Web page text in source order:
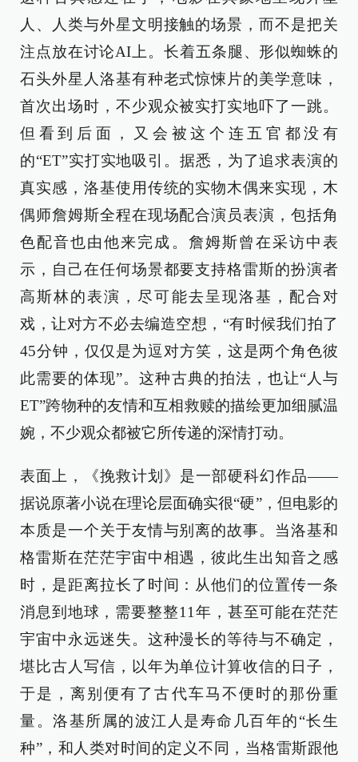
人、人类与外星文明接触的场景，而不是把关
注点放在讨论AI上。长着五条腿、形似蜘蛛的
石头外星人洛基有种老式惊悚片的美学意味，
首次出场时，不少观众被实打实地吓了一跳。
但看到后面，又会被这个连五官都没有
的“ET”实打实地吸引。据悉，为了追求表演的
真实感，洛基使用传统的实物木偶来实现，木
偶师詹姆斯全程在现场配合演员表演，包括角
色配音也由他来完成。詹姆斯曾在采访中表
示，自己在任何场景都要支持格雷斯的扮演者
高斯林的表演，尽可能去呈现洛基，配合对
戏，让对方不必去编造空想，“有时候我们拍了
45分钟，仅仅是为逗对方笑，这是两个角色彼
此需要的体现”。这种古典的拍法，也让“人与
ET”跨物种的友情和互相救赎的描绘更加细腻温
婉，不少观众都被它所传递的深情打动。
表面上，《挽救计划》是一部硬科幻作品——
据说原著小说在理论层面确实很“硬”，但电影的
本质是一个关于友情与别离的故事。当洛基和
格雷斯在茫茫宇宙中相遇，彼此生出知音之感
时，是距离拉长了时间：从他们的位置传一条
消息到地球，需要整整11年，甚至可能在茫茫
宇宙中永远迷失。这种漫长的等待与不确定，
堪比古人写信，以年为单位计算收信的日子，
于是，离别便有了古代车马不便时的那份重
量。洛基所属的波江人是寿命几百年的“长生
种”，和人类对时间的定义不同，当格雷斯跟他